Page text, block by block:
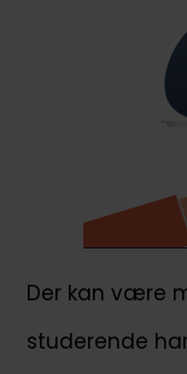
Der kan være
studerende